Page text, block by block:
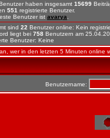
haben insgesamt 15699
551 registrierte Benutzer.
Benutzer ist avarya
sind 22 Benutzer online: Kein
liegt bei 758 Benutzern am
Benutzer: Keine
wer in den letzten 5 Minuten online
Benutzername: